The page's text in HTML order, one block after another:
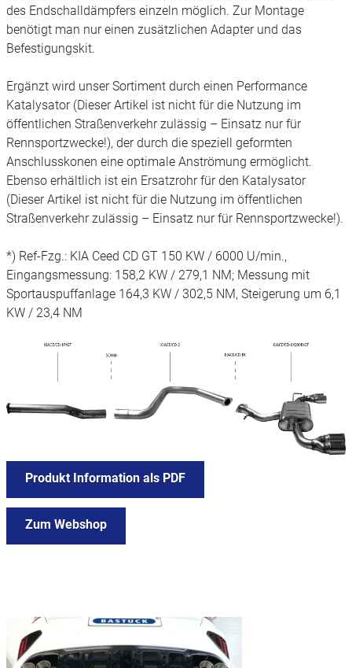
des Endschalldämpfers einzeln möglich. Zur Montage
benötigt man nur einen zusätzlichen Adapter und das
Befestigungskit.
Ergänzt wird unser Sortiment durch einen Performance
Katalysator (Dieser Artikel ist nicht für die Nutzung im
öffentlichen Straßenverkehr zulässig – Einsatz nur für
Rennsportzwecke!), der durch die speziell geformten
Anschlusskonen eine optimale Anströmung ermöglicht.
Ebenso erhältlich ist ein Ersatzrohr für den Katalysator
(Dieser Artikel ist nicht für die Nutzung im öffentlichen
Straßenverkehr zulässig – Einsatz nur für Rennsportzwecke!).
*) Ref-Fzg.: KIA Ceed CD GT 150 KW / 6000 U/min.,
Eingangsmessung: 158,2 KW / 279,1 NM; Messung mit
Sportauspuffanlage 164,3 KW / 302,5 NM, Steigerung um 6,1
KW / 23,4 NM
Produkt Information als PDF
Zum Webshop